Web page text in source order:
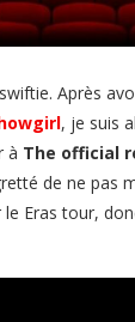
Après
, je suis
à The official
de ne pas
le Eras tour,